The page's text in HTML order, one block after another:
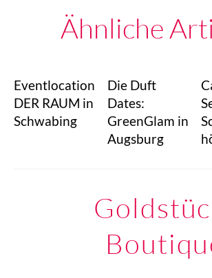
Ähnliche
Eventlocation
DER RAUM in
Schwabing
Die Duft
Dates:
GreenGlam in
Augsburg